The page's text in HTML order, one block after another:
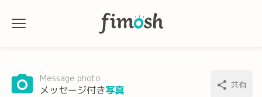
Message photo
メッセージ付き写真 共有